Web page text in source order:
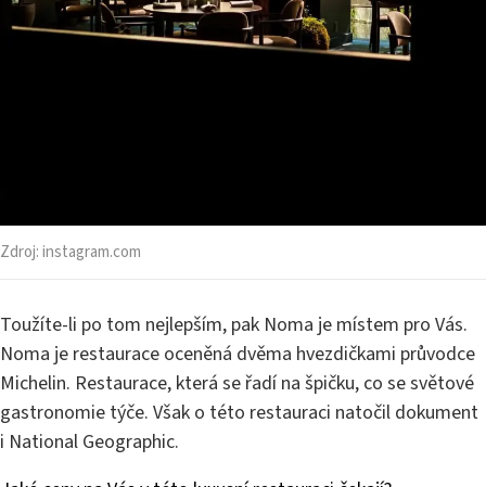
Zdroj:instagram.com
Toužíte-li po tom nejlepším, pak Noma je místem pro Vás.
Noma je restaurace oceněná dvěma hvezdičkami průvodce
Michelin. Restaurace, která se řadí na špičku, co se světové
gastronomie týče. Však o této restauraci natočil dokument
i National Geographic.